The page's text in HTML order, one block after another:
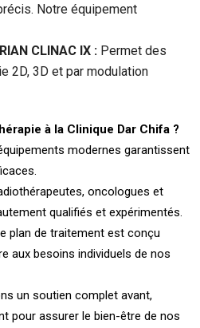
Notre équipement
CLINAC IX : Permet des
2D, 3D et par modulation
à la Clinique Dar Chifa ?
modernes garantissent
oncologues et
qualifiés et expérimentés.
plan de traitement est conçu
aux besoins individuels de nos
un soutien complet avant,
pour assurer le bien-être de nos